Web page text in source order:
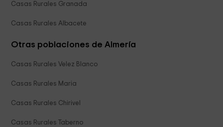
Casas Rurales Granada
Casas Rurales Albacete
Otras poblaciones de Almería
Casas Rurales Velez Blanco
Casas Rurales Maria
Casas Rurales Chirivel
Casas Rurales Taberno